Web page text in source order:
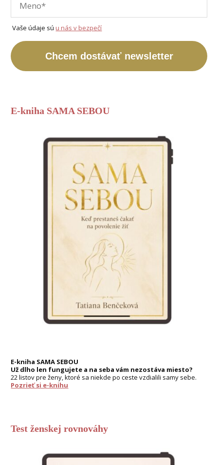
Vaše údaje súu nás v bezpečí
Chcem dostávať newsletter
E-kniha SAMA SEBOU
E-kniha SAMA SEBOU
Už dlho len fungujete a na seba vám nezostáva miesto?
22 listov pre ženy, ktoré sa niekde po ceste vzdialili samy sebe.
Pozrieť si e-knihu
Test ženskej rovnováhy